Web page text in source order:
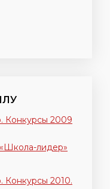
Конкурсы 2009
лидер»
Конкурсы 2010.